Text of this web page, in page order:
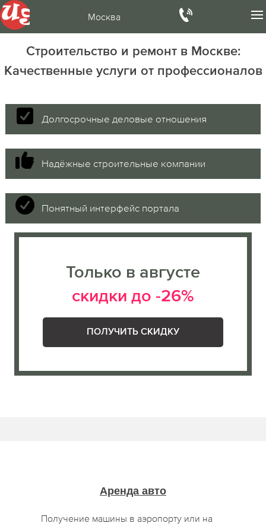
Москва
Строительство и ремонт в Москве:
Качественные услуги от профессионалов
Долгосрочные деловые отношения
Надёжные строительные компании
Понятный интерфейс портала
Только в августе
скидки до -26%
ПОЛУЧИТЬ СКИДКУ
Аренда авто
Получение машины в аэропорту или на